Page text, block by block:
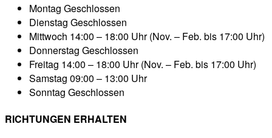
Montag Geschlossen
Dienstag Geschlossen
Mittwoch 14:00 – 18:00 Uhr (Nov. – Feb. bis 17:00 Uhr)
Donnerstag Geschlossen
Freitag 14:00 – 18:00 Uhr (Nov. – Feb. bis 17:00 Uhr)
Samstag 09:00 – 13:00 Uhr
Sonntag Geschlossen
RICHTUNGEN ERHALTEN